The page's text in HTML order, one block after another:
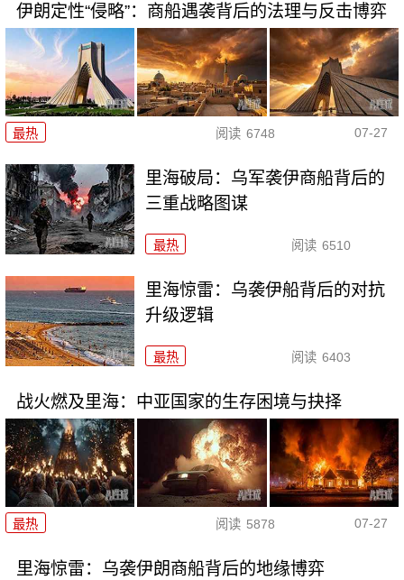
伊朗定性“侵略”：商船遇袭背后的法理与反击博弈
最热 阅读 6748 07-27
里海破局：乌军袭伊商船背后的
三重战略图谋
最热 阅读 6510
里海惊雷：乌袭伊船背后的对抗
升级逻辑
最热 阅读 6403
战火燃及里海：中亚国家的生存困境与抉择
最热 阅读 5878 07-27
里海惊雷：乌袭伊朗商船背后的地缘博弈